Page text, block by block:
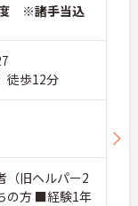
※諸手当込
徒歩12分
（旧ヘルパー2
の方 ■経験1年